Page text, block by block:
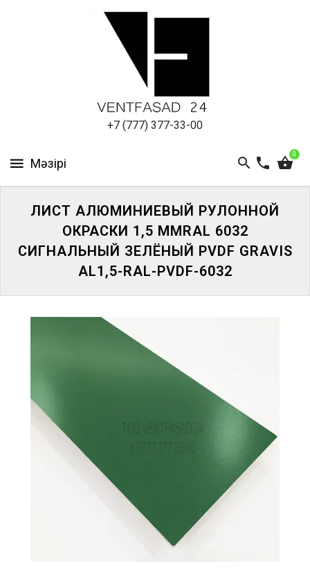
+7 (777) 377-33-00
0
ПАНЕЛИ
ЛИСТ АЛЮМИНИЕВЫЙ РУЛОННОЙ
ОКРАСКИ 1,5 ММRAL 6032
СИГНАЛЬНЫЙ ЗЕЛЁНЫЙ PVDF GRAVIS
AL1,5-RAL-PVDF-6032